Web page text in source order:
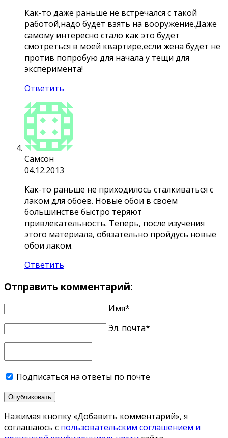
Как-то даже раньше не встречался с такой
работой,надо будет взять на вооружение.Даже
самому интересно стало как это будет
смотреться в моей квартире,если жена будет не
против попробую для начала у тещи для
эксперимента!
Ответить
Самсон
04.12.2013
Как-то раньше не приходилось сталкиваться с
лаком для обоев. Новые обои в своем
большинстве быстро теряют
привлекательность. Теперь, после изучения
этого материала, обязательно пройдусь новые
обои лаком.
Ответить
Отправить комментарий:
Имя*
Эл. почта*
Подписаться на ответы по почте
Опубликовать
Нажимая кнопку «Добавить комментарий», я
соглашаюсь с пользовательским соглашением и